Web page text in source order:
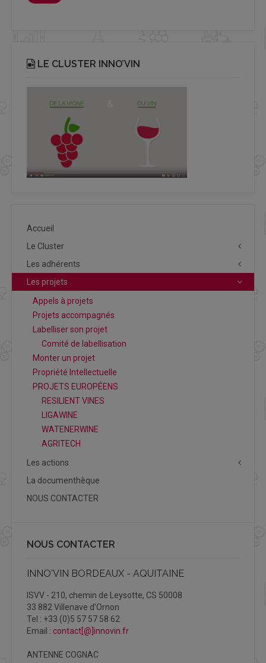
LE CLUSTER INNO’VIN
Accueil
Le Cluster
Les adhérents
Les projets
Appels à projets
Projets accompagnés
Labelliser son projet
Comité de labellisation
Monter un projet
Propriété Intellectuelle
PROJETS EUROPÉENS
RESILIENT VINES
LIGAWINE
WATENERWINE
AGRITECH
Les actions
La documenthèque
NOUS CONTACTER
NOUS CONTACTER
INNO'VIN BORDEAUX - AQUITAINE
ISVV - 210, chemin de Leysotte, CS 50008
33 882 Villenave d'Ornon
Tel : +33 (0)5 57 57 58 62
Email : contact[@]innovin.fr
ANTENNE COGNAC